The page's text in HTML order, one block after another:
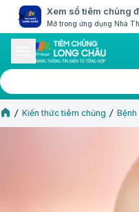
Xem sổ tiêm chủng
Mở trong ứng dụng Nhà
Kiến thức tiêm chủng Bệnh